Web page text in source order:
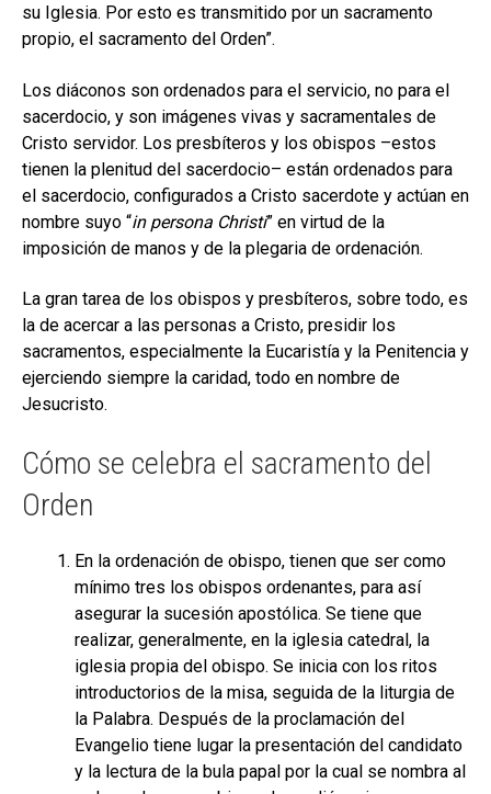
su Iglesia. Por esto es transmitido por un sacramento
propio, el sacramento del Orden”.
Los diáconos son ordenados para el servicio, no para el
sacerdocio, y son imágenes vivas y sacramentales de
Cristo servidor. Los presbíteros y los obispos –estos
tienen la plenitud del sacerdocio– están ordenados para
el sacerdocio, configurados a Cristo sacerdote y actúan en
nombre suyo “in persona Christi” en virtud de la
imposición de manos y de la plegaria de ordenación.
La gran tarea de los obispos y presbíteros, sobre todo, es
la de acercar a las personas a Cristo, presidir los
sacramentos, especialmente la Eucaristía y la Penitencia y
ejerciendo siempre la caridad, todo en nombre de
Jesucristo.
Cómo se celebra el sacramento del
Orden
En la ordenación de obispo, tienen que ser como
mínimo tres los obispos ordenantes, para así
asegurar la sucesión apostólica. Se tiene que
realizar, generalmente, en la iglesia catedral, la
iglesia propia del obispo. Se inicia con los ritos
introductorios de la misa, seguida de la liturgia de
la Palabra. Después de la proclamación del
Evangelio tiene lugar la presentación del candidato
y la lectura de la bula papal por la cual se nombra al